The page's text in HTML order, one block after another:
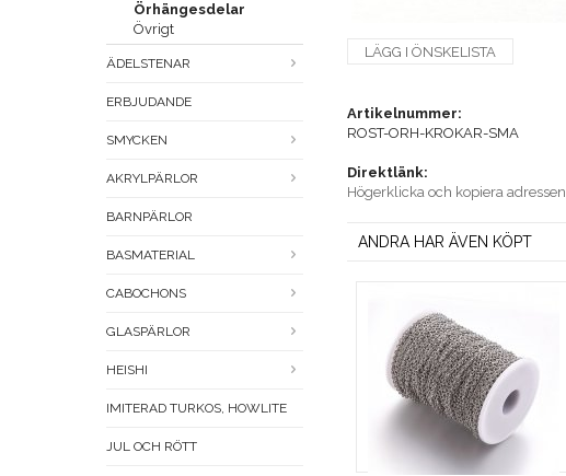
Örhängesdelar
Övrigt
ÄDELSTENAR
ERBJUDANDE
SMYCKEN
AKRYLPÄRLOR
BARNPÄRLOR
BASMATERIAL
CABOCHONS
GLASPÄRLOR
HEISHI
IMITERAD TURKOS, HOWLITE
JUL OCH RÖTT
LÄGG I ÖNSKELISTA
Artikelnummer:
ROST-ORH-KROKAR-SMA
Direktlänk:
Högerklicka och kopiera adressen
ANDRA HAR ÄVEN KÖPT